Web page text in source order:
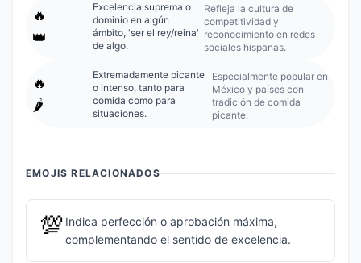
🔥
👑
Excelencia suprema o
dominio en algún
ámbito, 'ser el rey/reina'
de algo.
Refleja la cultura de
competitividad y
reconocimiento en redes
sociales hispanas.
🔥
🌶️
Extremadamente picante
o intenso, tanto para
comida como para
situaciones.
Especialmente popular en
México y países con
tradición de comida
picante.
EMOJIS RELACIONADOS
💯 Indica perfección o aprobación máxima,
complementando el sentido de excelencia.